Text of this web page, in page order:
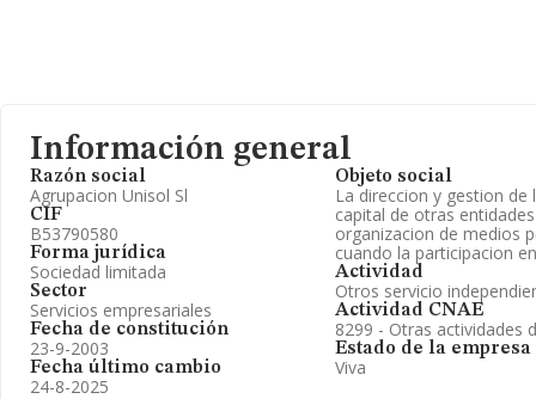
Información general
Razón social
Agrupacion Unisol Sl
CIF
B53790580
Forma jurídica
Sociedad limitada
Sector
Servicios empresariales
Fecha de constitución
23-9-2003
Fecha último cambio
24-8-2025
Objeto social
La direccion y gestion de
capital de otras
organizacion de medios
cuando la participacion
Actividad
Otros servicio
Actividad CNAE
8299 - Otras actividades
Estado de la empresa
Viva